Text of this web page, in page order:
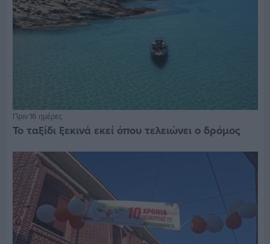
Πριν 16 ημέρες
Το ταξίδι ξεκινά εκεί όπου τελειώνει ο δρόμος